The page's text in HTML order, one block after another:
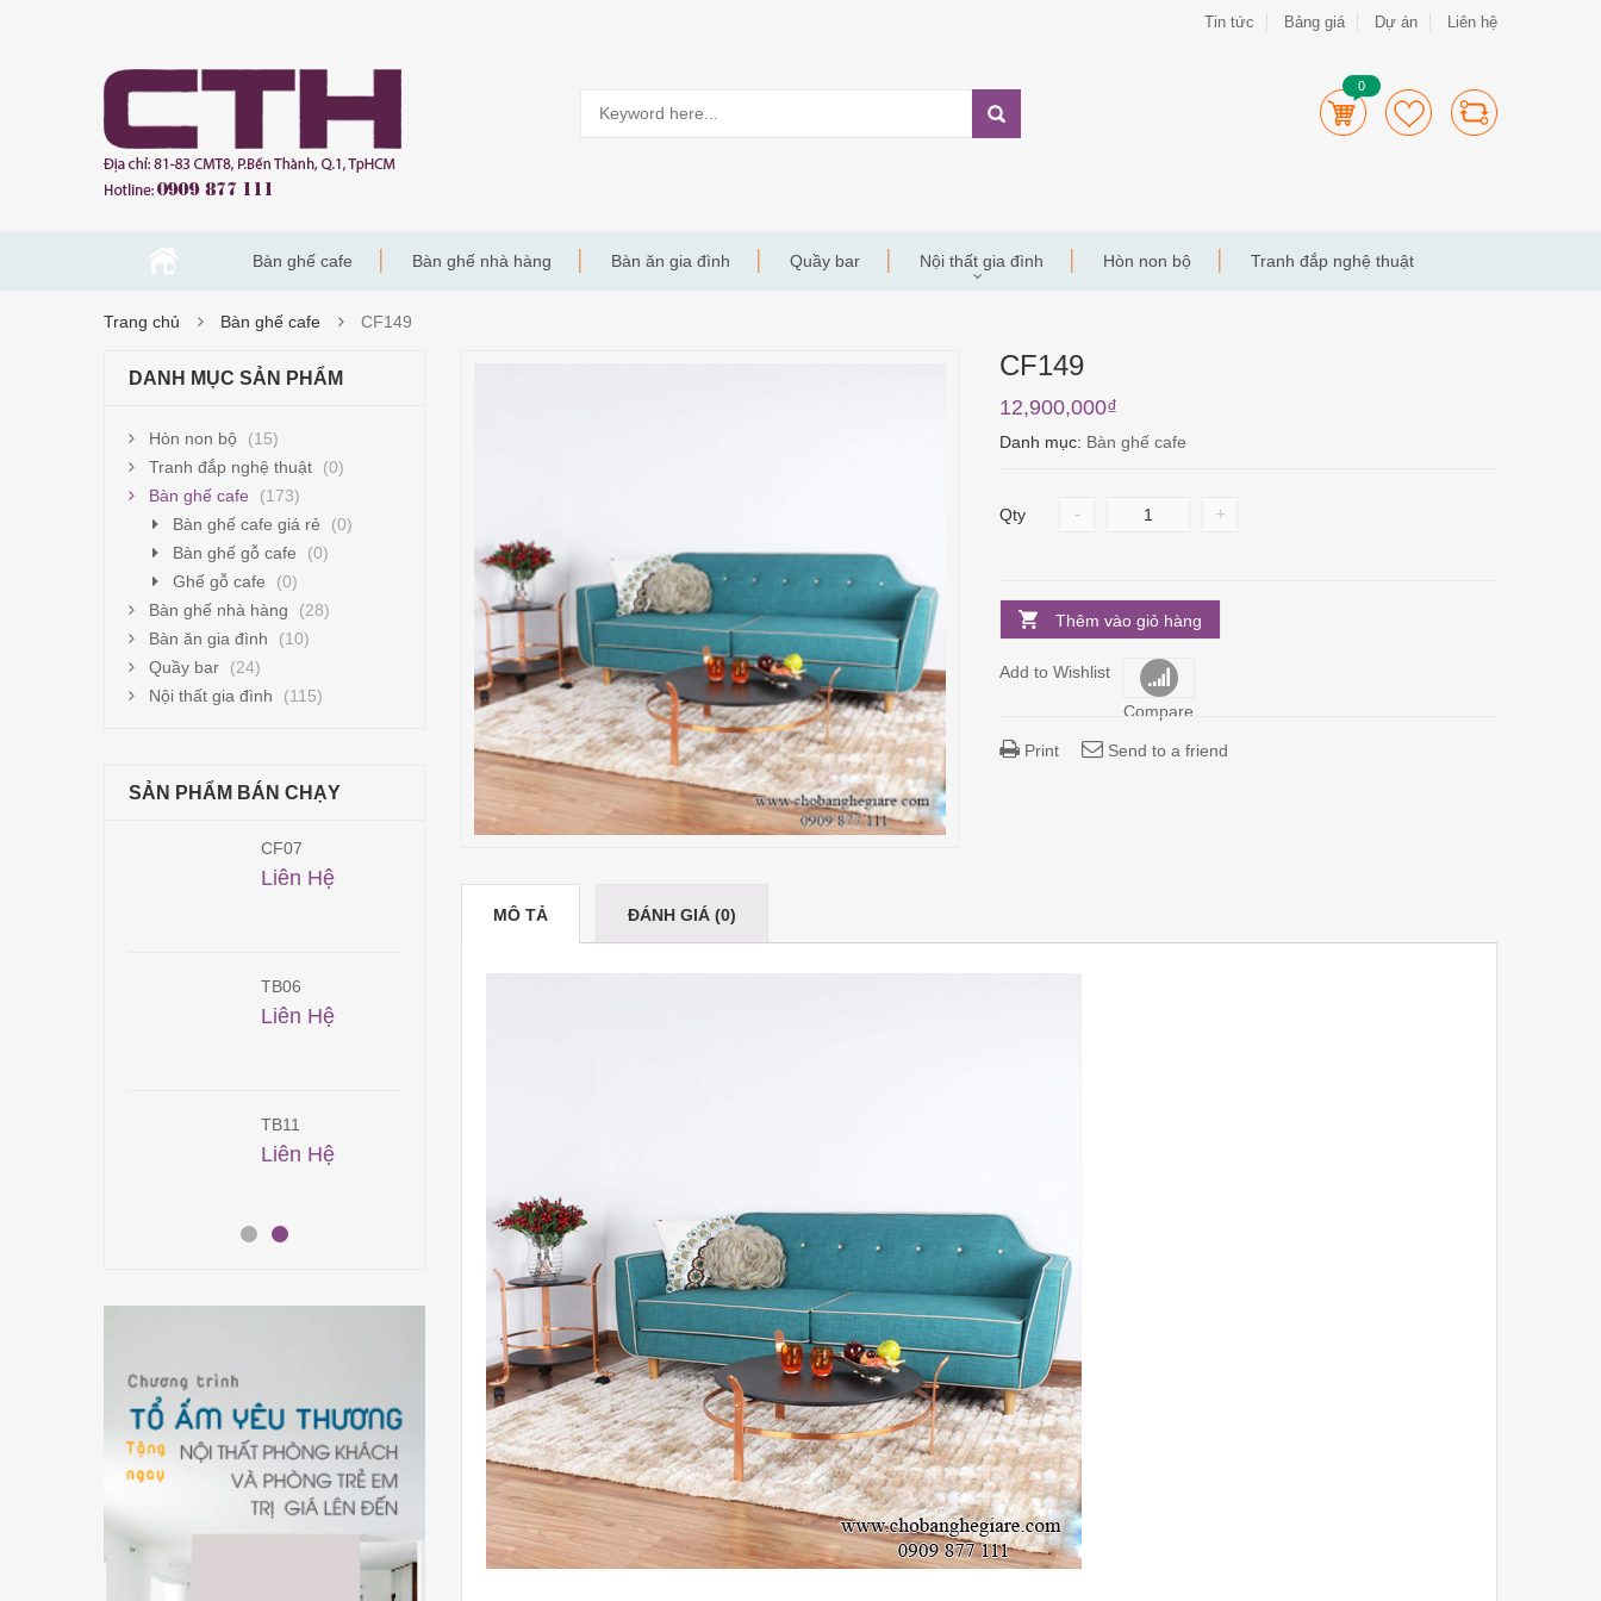
Tin tức Bảng giá Dự án Liên hệ
0
Bàn ghế cafe Bàn ghế nhà hàng Bàn ăn gia đình Quầy bar Nội thất gia đình Hòn non bộ Tranh đắp nghệ thuật
Trang chủ Bàn ghế cafe CF149
CF149
12,900,000₫
Danh mục: Bàn ghế cafe
Qty - +
Thêm vào giỏ hàng
Add to Wishlist
Compare
Print Send to a friend
MÔ TẢ ĐÁNH GIÁ (0)
DANH MỤC SẢN PHẨM
Hòn non bộ
(15)
Tranh đắp nghệ thuật
(0)
Bàn ghế cafe
(173)
Bàn ghế cafe giá rẻ
(0)
Bàn ghế gỗ cafe
(0)
Ghế gỗ cafe
(0)
Bàn ghế nhà hàng
(28)
Bàn ăn gia đình
(10)
Quầy bar
(24)
Nội thất gia đình
(115)
SẢN PHẨM BÁN CHẠY
CF07
Liên Hệ
TB06
Liên Hệ
TB11
Liên Hệ